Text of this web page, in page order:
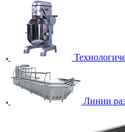
Линии